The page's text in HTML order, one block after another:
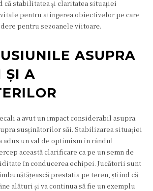
stabilitatea și claritatea situației
pentru atingerea obiectivelor pe care
pentru sezoanele viitoare.
ASUPRA
ȘI A
a avut un impact considerabil asupra
susținătorilor săi. Stabilizarea situației
adus un val de optimism în rândul
această clarificare ca pe un semn de
în conducerea echipei. Jucătorii sunt
prestatia pe teren, știind că
alături și va continua să fie un exemplu